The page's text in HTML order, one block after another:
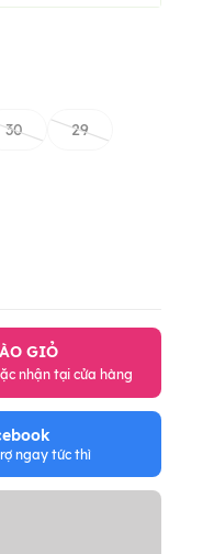
30 29
GIỎ
nhận tại cửa hàng
ngay tức thì